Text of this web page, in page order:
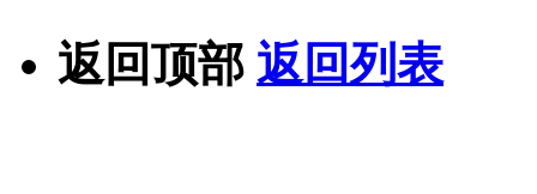
返回顶部 返回列表